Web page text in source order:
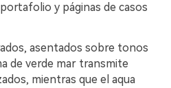
y páginas de casos
asentados sobre tonos
de verde mar transmite
mientras que el aqua